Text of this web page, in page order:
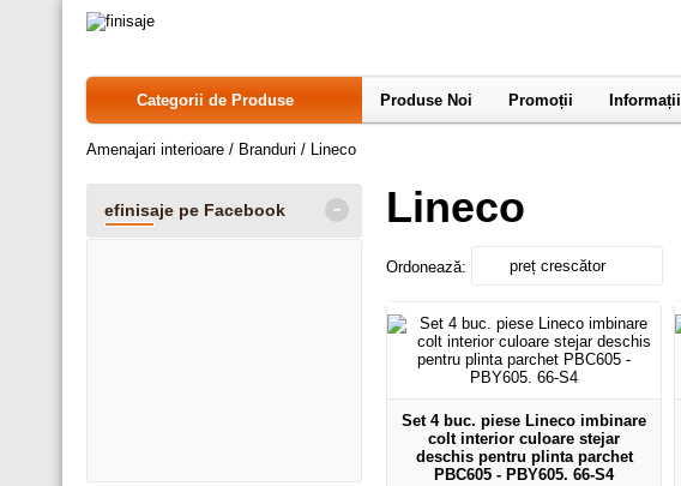
Categorii de Produse Produse Noi Promoții Informații
Amenajari interioare / Branduri / Lineco
Lineco
Ordonează: preț crescător
Set 4 buc. piese Lineco imbinare
colt interior culoare stejar
deschis pentru plinta parchet
PBC605 - PBY605. 66-S4
efinisaje pe Facebook -